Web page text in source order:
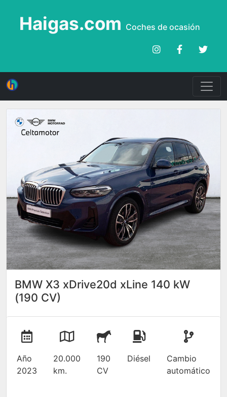
Haigas.com Coches de ocasión
BMW X3 xDrive20d xLine 140 kW
(190 CV)
Año
2023
20.000
km.
190
CV
Diésel
Cambio
automático